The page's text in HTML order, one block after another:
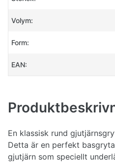
Volym:
Form:
EAN:
En klassisk rund
Detta är en perfekt
gjutjärn som speciellt